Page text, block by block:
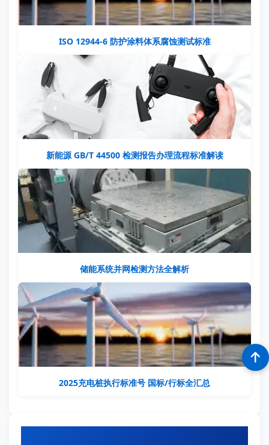
ISO 12944-6 防护涂料体系腐蚀测试标准
新能源 GB/T 44500 检测报告办理流程标准解读
储能系统并网检测方法全解析
2025充电桩执行标准号 国标/行标全汇总